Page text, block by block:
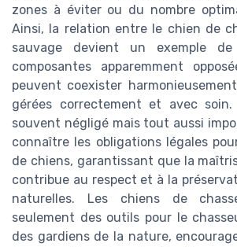
zones à éviter ou du nombre
Ainsi, la relation entre le chien de
sauvage devient un exemple
composantes apparemment
peuvent coexister
gérées correctement et avec
souvent négligé mais tout aussi
connaître les obligations légales
de chiens, garantissant que la
contribue au respect et à la
naturelles. Les chiens de
seulement des outils pour le
des gardiens de la nature,